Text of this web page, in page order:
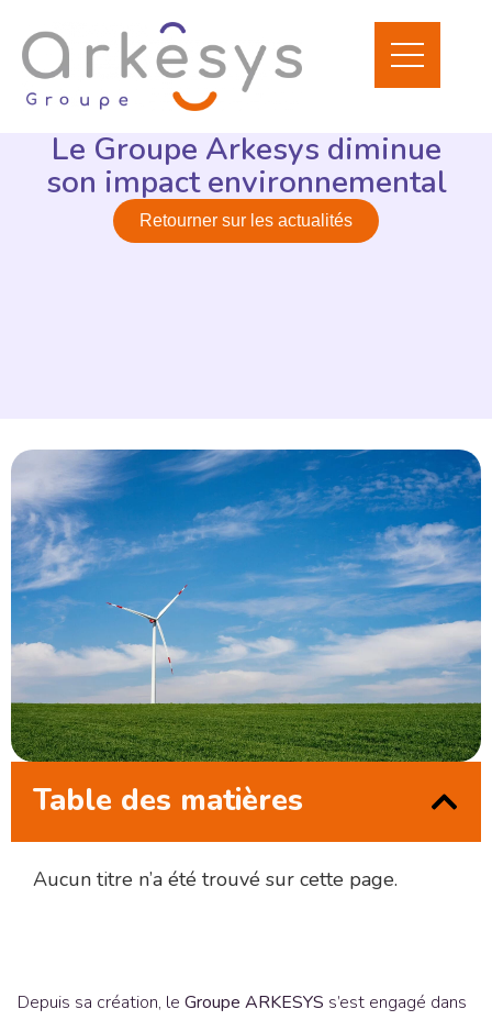
Le Groupe Arkesys diminue
son impact environnemental
Retourner sur les actualités
Table des matières
Aucun titre n’a été trouvé sur cette page.
Depuis sa création, le Groupe ARKESYS s’est engagé dans